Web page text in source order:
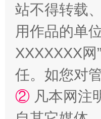
网上购药对药
站不得转载
用作品的单
XXXXXXX
任。如您对
② 凡本网注